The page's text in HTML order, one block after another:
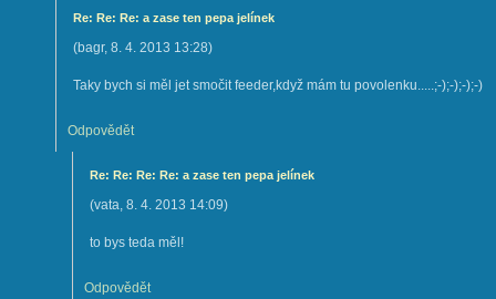
Re: Re: Re: a zase ten pepa jelínek
(bagr, 8. 4. 2013 13:28)
Taky bych si měl jet smočit feeder,když mám tu povolenku.....;-);-);-);-)
Odpovědět
Re: Re: Re: Re: a zase ten pepa jelínek
(vata, 8. 4. 2013 14:09)
to bys teda měl!
Odpovědět